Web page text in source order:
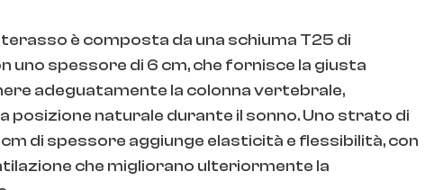
è composta da una schiuma T25 di
uno spessore di 6 cm, che fornisce la giusta
adeguatamente la colonna vertebrale,
posizione naturale durante il sonno. Uno strato di
di spessore aggiunge elasticità e flessibilità, con
che migliorano ulteriormente la